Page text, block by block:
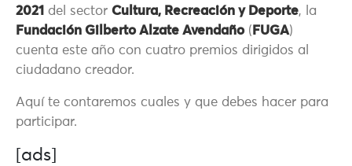
2021 del sector Cultura, Recreación y Deporte, la
Fundación Gilberto Alzate Avendaño( FUGA)
cuenta este año con cuatro premios dirigidos al
ciudadano creador.
Aquí te contaremos cuales y que debes hacer para
participar.
[ads]